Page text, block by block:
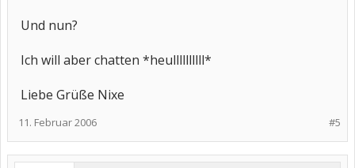
Und nun?
Ich will aber chatten *heullllllllll*
Liebe Grüße Nixe
#5
11. Februar 2006